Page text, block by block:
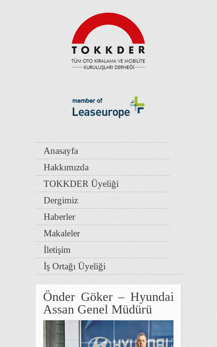
Anasayfa
Hakkımızda
TOKKDER Üyeliği
Dergimiz
Haberler
Makaleler
İletişim
İş Ortağı Üyeliği
Önder Göker – Hyundai
Assan Genel Müdürü